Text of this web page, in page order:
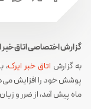
گزارش اختصاصی اتاق خبر
به گزارش اتاق خبر ایرک
پوشش خود را افزایش
ماه پیش آمد، از ضرر و